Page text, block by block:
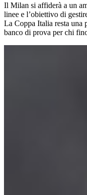
Il Milan si affiderà a un
linee e l’obiettivo di
La Coppa Italia resta una
banco di prova per chi